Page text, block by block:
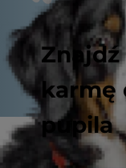
karmę
pupila
Kiedy zaczyna
aby nie dać